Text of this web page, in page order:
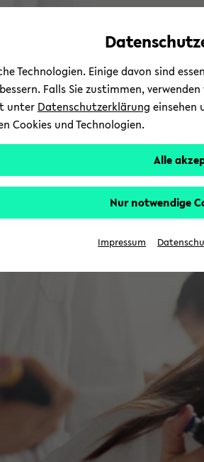
zum
zum
zum
Technologien. Einige davon sind
Falls Sie zustimmen,
unter Datenschutzerklärung einsehen
Cookies und Technologien.
Alle
Nur notwendige
Impressum